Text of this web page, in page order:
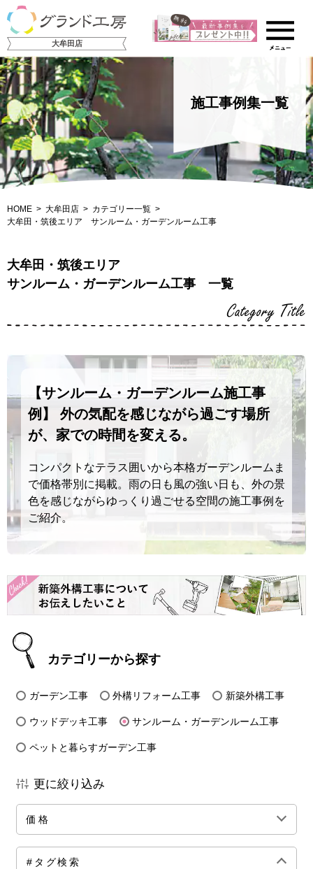
大牟田店
施工事例集一覧
HOME 大牟田店
カテゴリー一覧
大牟田・筑後エリア サンルーム・ガーデンルーム工事
大牟田・筑後エリア
サンルーム・ガーデンルーム工事 一覧
Category Title
【サンルーム・ガーデンルーム施工事
例】 外の気配を感じながら過ごす場所
が、家での時間を変える。
コンパクトなテラス囲いから本格ガーデンルームま
で価格帯別に掲載。雨の日も風の強い日も、外の景
色を感じながらゆっくり過ごせる空間の施工事例を
ご紹介。
カテゴリーから探す
ガーデン工事 外構リフォーム工事 新築外構工事
ウッドデッキ工事 サンルーム・ガーデンルーム工事
ペットと暮らすガーデン工事
更に絞り込み
価格
#タグ検索